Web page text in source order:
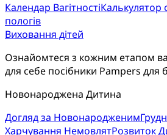
Календар ВагітностіКалькулятор
пологів
Виховання дітей
Ознайомтеся з кожним етапом
для себе посібники Pampers для
Новонароджена Дитина
Догляд за Новонародженим
Харчування НемовлятРозвиток